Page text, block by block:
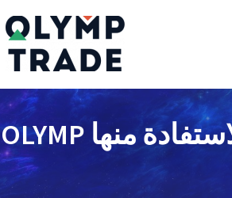
OLYMP TRADE الخطوط ما هي و كيفية دراستها و الاستفادة منها OLYMP